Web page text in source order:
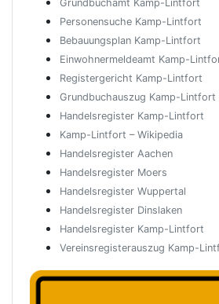
Grundbuchamt Kamp-Lintfort
Personensuche Kamp-Lintfort
Bebauungsplan Kamp-Lintfort
Einwohnermeldeamt Kamp-
Registergericht Kamp-Lintfort
Grundbuchauszug Kamp-Lintfort
Handelsregister Kamp-Lintfort
Kamp-Lintfort – Wikipedia
Handelsregister Aachen
Handelsregister Moers
Handelsregister Wuppertal
Handelsregister Dinslaken
Handelsregister Kamp-Lintfort
Vereinsregisterauszug Kamp-